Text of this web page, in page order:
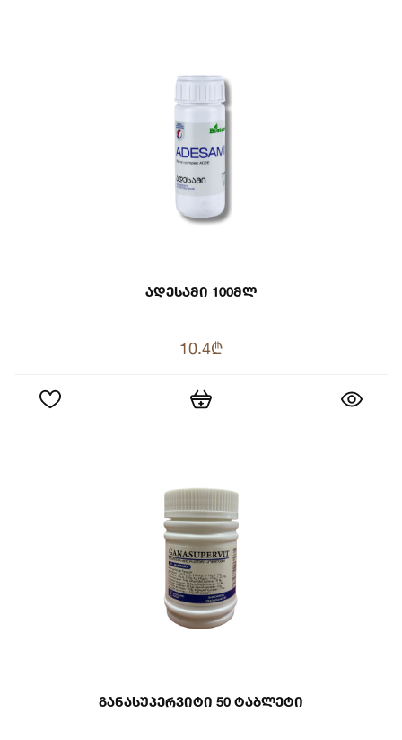
Ადესამი 100მლ
10.4₾
Განასუპერვიტი 50 Ტაბლეტი